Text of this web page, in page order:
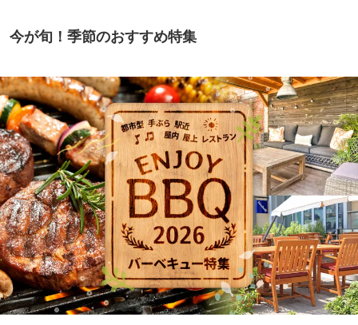
今が旬！季節のおすすめ特集